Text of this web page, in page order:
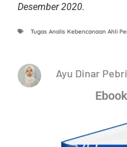
Desember 2020.
Tugas Analis Kebencanaan Ahli
Ayu Dinar